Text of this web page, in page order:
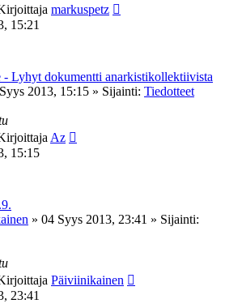
markuspetz
15:21
- Lyhyt dokumentti anarkistikollektiivista
2013, 15:15 » Sijainti: Tiedotteet
Az
15:15
» 04 Syys 2013, 23:41 » Sijainti:
Päiviinikainen
23:41